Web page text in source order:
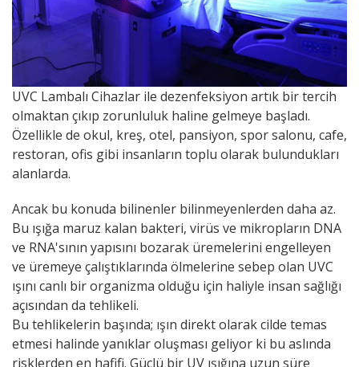
UVC Lambalı Cihazlar ile dezenfeksiyon artık bir tercih
olmaktan çıkıp zorunluluk haline gelmeye başladı.
Özellikle de okul, kreş, otel, pansiyon, spor salonu, cafe,
restoran, ofis gibi insanların toplu olarak bulundukları
alanlarda.
Ancak bu konuda bilinenler bilinmeyenlerden daha az.
Bu ışığa maruz kalan bakteri, virüs ve mikropların DNA
ve RNA'sının yapısını bozarak üremelerini engelleyen
ve üremeye çalıştıklarında ölmelerine sebep olan UVC
ışını canlı bir organizma olduğu için haliyle insan sağlığı
açısından da tehlikeli.
Bu tehlikelerin başında; ışın direkt olarak cilde temas
etmesi halinde yanıklar oluşması geliyor ki bu aslında
risklerden en hafifi. Güçlü bir UV ışığına uzun süre